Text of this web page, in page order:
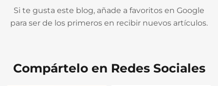
Si te gusta este blog, añade a favoritos en Google
para ser de los primeros en recibir nuevos artículos.
Compártelo en Redes Sociales